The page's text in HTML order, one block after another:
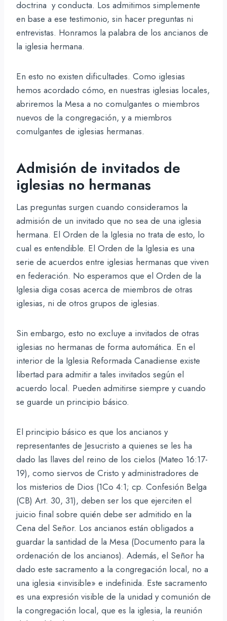
doctrina y conducta. Los admitimos simplemente
en base a ese testimonio, sin hacer preguntas ni
entrevistas. Honramos la palabra de los ancianos de
la iglesia hermana.
En esto no existen dificultades. Como iglesias
hemos acordado cómo, en nuestras iglesias locales,
abriremos la Mesa a no comulgantes o miembros
nuevos de la congregación, y a miembros
comulgantes de iglesias hermanas.
Admisión de invitados de
iglesias no hermanas
Las preguntas surgen cuando consideramos la
admisión de un invitado que no sea de una iglesia
hermana. El Orden de la Iglesia no trata de esto, lo
cual es entendible. El Orden de la Iglesia es una
serie de acuerdos entre iglesias hermanas que viven
en federación. No esperamos que el Orden de la
Iglesia diga cosas acerca de miembros de otras
iglesias, ni de otros grupos de iglesias.
Sin embargo, esto no excluye a invitados de otras
iglesias no hermanas de forma automática. En el
interior de la Iglesia Reformada Canadiense existe
libertad para admitir a tales invitados según el
acuerdo local. Pueden admitirse siempre y cuando
se guarde un principio básico.
El principio básico es que los ancianos y
representantes de Jesucristo a quienes se les ha
dado las llaves del reino de los cielos (Mateo 16:17-
19), como siervos de Cristo y administradores de
los misterios de Dios (1Co 4:1; cp. Confesión Belga
(CB) Art. 30, 31), deben ser los que ejerciten el
juicio final sobre quién debe ser admitido en la
Cena del Señor. Los ancianos están obligados a
guardar la santidad de la Mesa (Documento para la
ordenación de los ancianos). Además, el Señor ha
dado este sacramento a la congregación local, no a
una iglesia «invisible» e indefinida. Este sacramento
es una expresión visible de la unidad y comunión de
la congregación local, que es la iglesia, la reunión